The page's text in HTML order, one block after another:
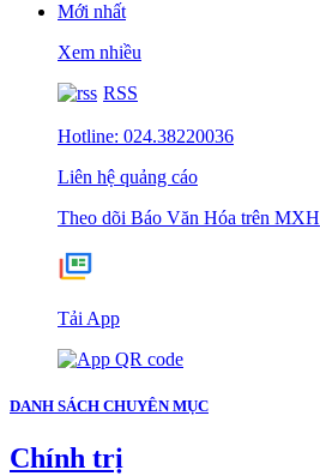
Mới nhất
Xem nhiều
RSS
Hotline: 024.38220036
Liên hệ quảng cáo
Theo dõi Báo Văn Hóa trên MXH
Tải App
DANH SÁCH CHUYÊN MỤC
Chính trị